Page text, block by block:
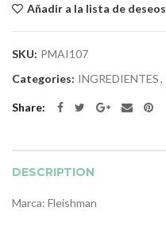
Añadir a la lista de deseos
SKU: PMAI107
Categories: INGREDIENTES,
Share
DESCRIPTION
Marca: Fleishman